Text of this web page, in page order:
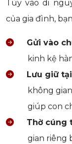
Tùy vào di
của gia đình,
Gửi vào
kinh kệ
Lưu giữ
không
giúp con
Thờ cúng
gian riêng